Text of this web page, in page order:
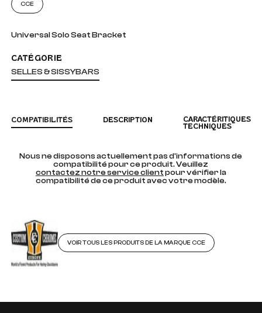
CCE
Universal Solo Seat Bracket
CATÉGORIE
SELLES & SISSYBARS
COMPATIBILITÉS DESCRIPTION
CARACTÉRITIQUES
TECHNIQUES
Nous ne disposons actuellement pas d'informations de
compatibilité pour ce produit. Veuillez
contactez notre service clientpour vérifier la
compatibilité de ce produit avec votre modèle.
VOIR TOUS LES PRODUITS DE LA MARQUE CCE